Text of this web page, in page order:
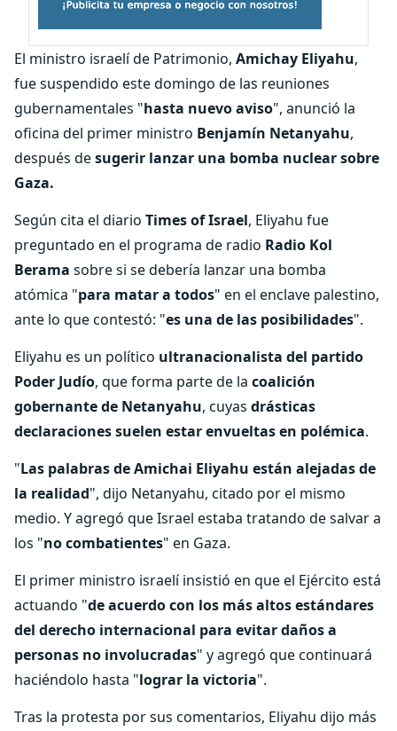
El ministro israelí de Patrimonio, Amichay Eliyahu,
fue suspendido este domingo de las reuniones
gubernamentales "hasta nuevo aviso", anunció la
oficina del primer ministro Benjamín Netanyahu,
después desugerir lanzar una bomba nuclear sobre
Gaza.
Según cita el diario Times of Israel, Eliyahu fue
preguntado en el programa de radio Radio Kol
Berama sobre si se debería lanzar una bomba
atómica "para matar a todos" en el enclave palestino,
ante lo que contestó: "es una de las posibilidades".
Eliyahu es un político ultranacionalista del partido
Poder Judío, que forma parte de la coalición
gobernante de Netanyahu, cuyas drásticas
declaraciones suelen estar envueltas en polémica.
"Las palabras de Amichai Eliyahu están alejadas de
la realidad", dijo Netanyahu, citado por el mismo
medio. Y agregó que Israel estaba tratando de salvar a
los "no combatientes" en Gaza.
El primer ministro israelí insistió en que el Ejército está
actuando "de acuerdo con los más altos estándares
del derecho internacional para evitar daños a
personas no involucradas" y agregó que continuará
haciéndolo hasta "lograr la victoria".
Tras la protesta por sus comentarios, Eliyahu dijo más